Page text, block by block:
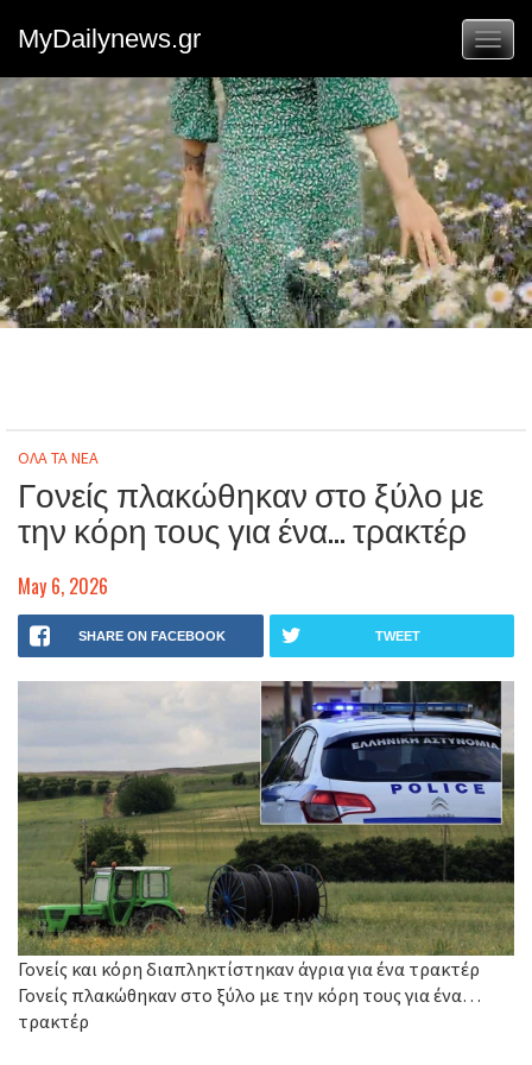
MyDailynews.gr
ΟΛΑ ΤΑ ΝΕΑ
Γονείς πλακώθηκαν στο ξύλο με
την κόρη τους για ένα… τρακτέρ
May 6, 2026
SHARE ON FACEBOOK TWEET
Γονείς και κόρη διαπληκτίστηκαν άγρια για ένα τρακτέρ
Γονείς πλακώθηκαν στο ξύλο με την κόρη τους για ένα…
τρακτέρ